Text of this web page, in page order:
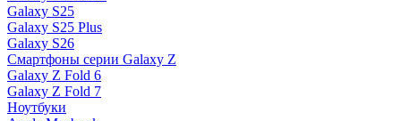
Galaxy S25
Galaxy S25 Plus
Galaxy S26
Смартфоны серии Galaxy Z
Galaxy Z Fold 6
Galaxy Z Fold 7
Ноутбуки